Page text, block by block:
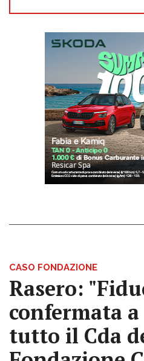
CASO FONDAZIONE
Rasero:
confermata a
tutto il Cda